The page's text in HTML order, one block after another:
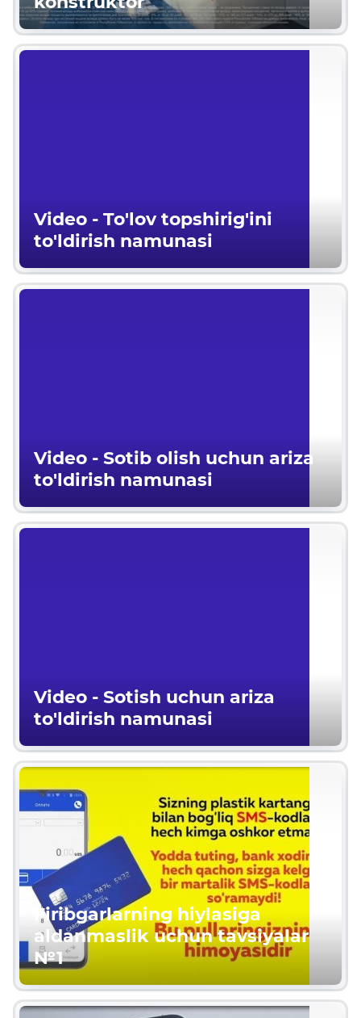
Video - To'lov topshirig'ini
to'ldirish namunasi
Video - Sotib olish uchun ariza
to'ldirish namunasi
Video - Sotish uchun ariza
to'ldirish namunasi
Firibgarlarning hiylasiga
aldanmaslik uchun tavsiyalar
№1